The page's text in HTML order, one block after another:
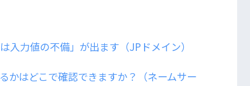
入力値の不備」が出ます（JPドメイン）
かはどこで確認できますか？（ネームサー